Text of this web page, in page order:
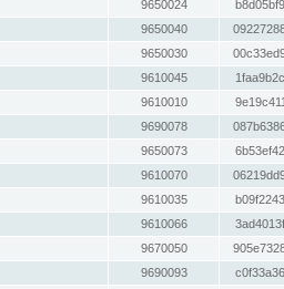
9650024
9650040
9650030
9610045
9610010
9690078
9650073
9610070
9610035
9610066
9670050
9690093